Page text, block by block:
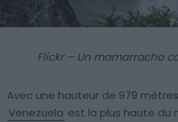
Flickr – Un mamarracho
Avec une hauteur de 979
Venezuela est la plus haute du